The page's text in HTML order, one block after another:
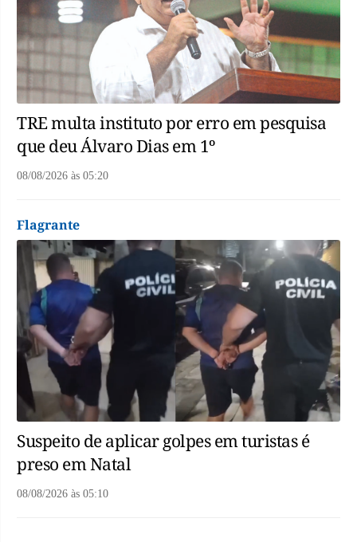
TRE multa instituto por erro em pesquisa
que deu Álvaro Dias em 1º
08/08/2026 às 05:20
Flagrante
Suspeito de aplicar golpes em turistas é
preso em Natal
08/08/2026 às 05:10